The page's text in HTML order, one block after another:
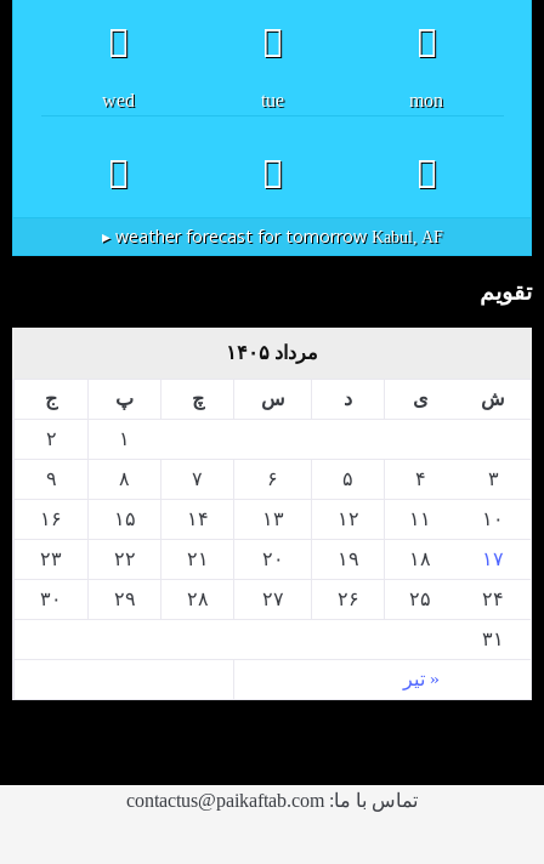
mon
tue
wed
Kabul, AF
weather forecast for tomorrow ▸
تقویم
مرداد ۱۴۰۵
ش ی د س چ پ ج
« تیر
۱
۲
۳
۴ ۵ ۶ ۷ ۸
۹
۱۰
۱۱ ۱۲ ۱۳ ۱۴ ۱۵
۱۶
۱۷
۱۸ ۱۹ ۲۰ ۲۱ ۲۲
۲۳
۲۴
۲۵ ۲۶ ۲۷ ۲۸ ۲۹
۳۰
۳۱
تماس با ما: contactus@paikaftab.com